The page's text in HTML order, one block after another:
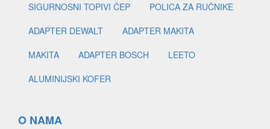
SIGURNOSNI TOPIVI ČEP
POLICA ZA RUČNIKE
ADAPTER DEWALT
ADAPTER MAKITA
MAKITA
ADAPTER BOSCH
LEETO
ALUMINIJSKI KOFER
O NAMA